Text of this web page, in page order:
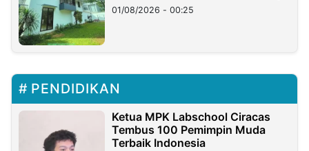
01/08/2026 - 00:25
PENDIDIKAN
Ketua MPK Labschool Ciracas
Tembus 100 Pemimpin Muda
Terbaik Indonesia